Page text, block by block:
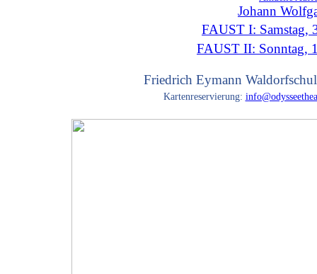
Johann
FAUST I: Samstag,
FAUST II: Sonntag,
Friedrich Eymann
Kartenreservierung: